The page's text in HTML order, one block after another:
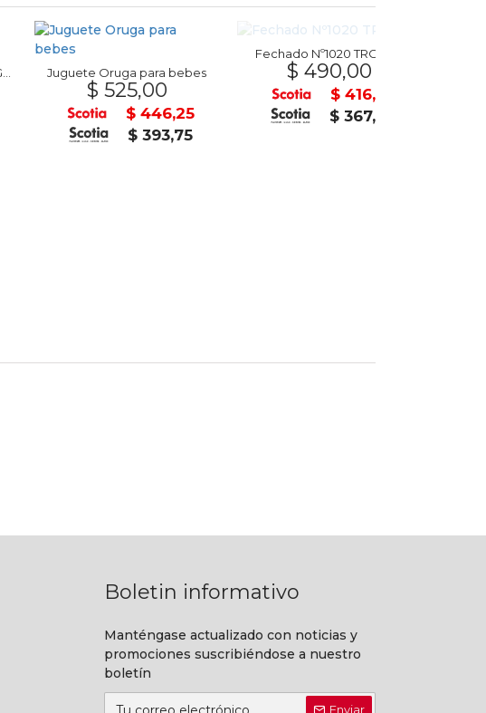
Juguete Oruga para bebes
$ 525,00
$ 446,25
$ 393,75
Fechado Nº1020 TRODAT
$ 490,00
$ 416,50
$ 367,50
Boletin informativo
Manténgase actualizado con noticias y
promociones suscribiéndose a nuestro
boletín
Enviar